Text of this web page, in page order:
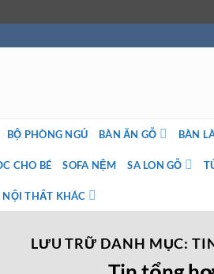
BỘ PHÒNG NGỦ BÀN ĂN GỖ BÀN
CHO BÉ SOFA NỆM SA LON GỖ
NỘI THẤT KHÁC
LƯU TRỮ DANH MỤC: